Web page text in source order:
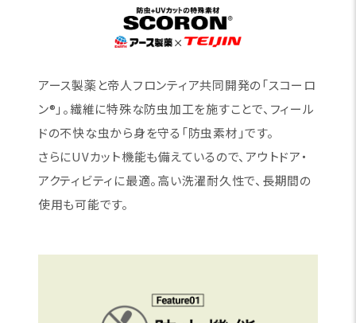
アース製薬と帝人フロンティア共同開発の「スコーロ
ン®」。繊維に特殊な防虫加工を施すことで、フィール
ドの不快な虫から身を守る「防虫素材」です。
さらにUVカット機能も備えているので、アウトドア・
アクティビティに最適。高い洗濯耐久性で、長期間の
使用も可能です。